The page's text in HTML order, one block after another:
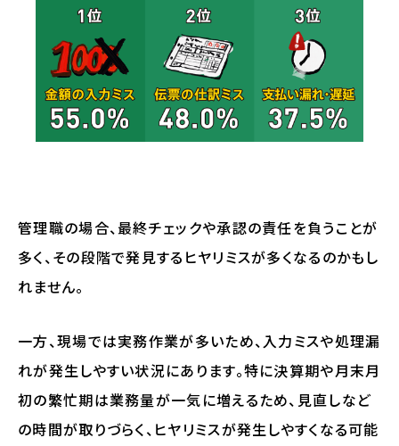
管理職の場合、最終チェックや承認の責任を負うことが
多く、その段階で発見するヒヤリミスが多くなるのかもし
れません。
一方、現場では実務作業が多いため、入力ミスや処理漏
れが発生しやすい状況にあります。特に決算期や月末月
初の繁忙期は業務量が一気に増えるため、見直しなど
の時間が取りづらく、ヒヤリミスが発生しやすくなる可能